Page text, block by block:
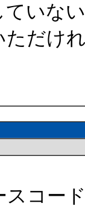
ていな
ただけ
コー